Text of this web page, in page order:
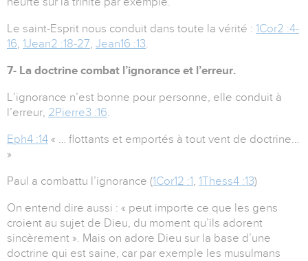
Le saint-Esprit nous conduit dans toute la vérité : 1Cor2 :4-
16, 1Jean2 :18-27, Jean16 :13.
7- La doctrine combat l’ignorance et l’erreur.
L’ignorance n’est bonne pour personne, elle conduit à
l’erreur, 2Pierre3 :16.
Eph4 :14 « … flottants et emportés à tout vent de doctrine…
»
Paul a combattu l’ignorance (1Cor12 :1, 1Thess4 :13)
On entend dire aussi : « peut importe ce que les gens
croient au sujet de Dieu, du moment qu’ils adorent
sincèrement ». Mais on adore Dieu sur la base d’une
doctrine qui est saine, car par exemple les musulmans